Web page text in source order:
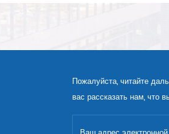
Пожалуйста, читайте
вас рассказать нам, что